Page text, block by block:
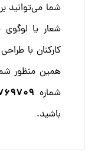
شما می‌توانید
شعار یا
کارکنان با
همین منظور
شماره
باشید.